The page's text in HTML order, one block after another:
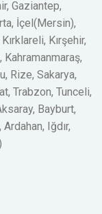
Gaziantep,
İçel(Mersin),
Kırşehir,
Rize, Sakarya,
Trabzon, Tunceli,
Bayburt,
Ardahan, Iğdır,